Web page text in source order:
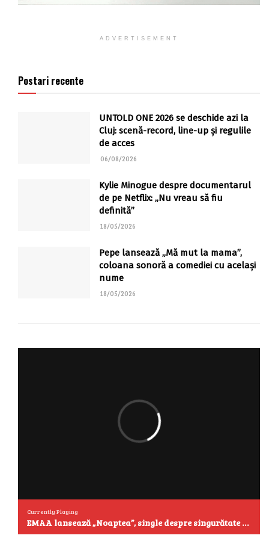
ADVERTISEMENT
Postari recente
UNTOLD ONE 2026 se deschide azi la
Cluj: scenă-record, line-up și regulile
de acces
06/08/2026
Kylie Minogue despre documentarul
de pe Netflix: „Nu vreau să fiu
definită”
18/05/2026
Pepe lansează „Mă mut la mama”,
coloana sonoră a comediei cu același
nume
18/05/2026
Currently Playing
EMAA lansează „Noaptea”, single despre singurătate și emoțiile care se aud cel mai clar după miezul nopții